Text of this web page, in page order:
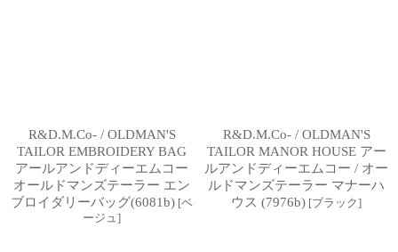
R&D.M.Co- / OLDMAN'S
TAILOR EMBROIDERY BAG
アールアンドディーエムコー
オールドマンズテーラー エン
ブロイダリーバッグ(6081b) [ベ
ージュ ]
R&D.M.Co- / OLDMAN'S
TAILOR MANOR HOUSE アー
ルアンドディーエムコー / オー
ルドマンズテーラー マナーハ
ウス (7976b) [ブラック]